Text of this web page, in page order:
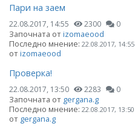
Пари на заем
22.08.2017, 14:55 2300 0
Започната отizomaeood
Последно мнение: 22.08.2017, 14:55
отizomaeood
Проверка!
22.08.2017, 13:50 2283 0
Започната от gergana.g
Последно мнение: 22.08.2017, 13:50
от gergana.g